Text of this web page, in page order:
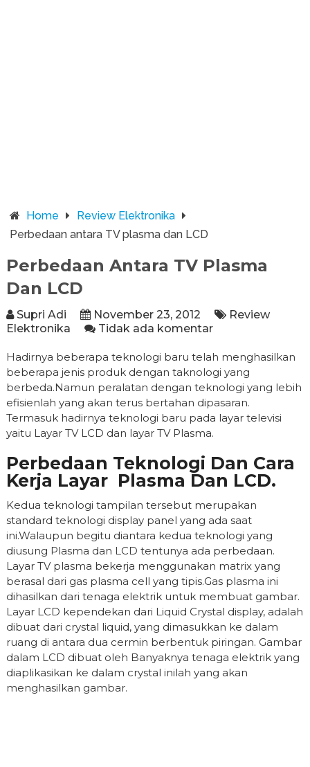
Home
Review Elektronika
Perbedaan antara TV plasma dan LCD
Perbedaan Antara TV Plasma
Dan LCD
Supri Adi November 23, 2012
Review
Elektronika
Tidak ada komentar
Hadirnya beberapa teknologi baru telah menghasilkan
beberapa jenis produk dengan taknologi yang
berbeda.Namun peralatan dengan teknologi yang lebih
efisienlah yang akan terus bertahan dipasaran.
Termasuk hadirnya teknologi baru pada layar televisi
yaitu Layar TV LCD dan layar TV Plasma.
Perbedaan Teknologi Dan Cara
Kerja Layar Plasma Dan LCD.
Kedua teknologi tampilan tersebut merupakan
standard teknologi display panel yang ada saat
ini.Walaupun begitu diantara kedua teknologi yang
diusung Plasma dan LCD tentunya ada perbedaan.
Layar TV plasma bekerja menggunakan matrix yang
berasal dari gas plasma cell yang tipis.Gas plasma ini
dihasilkan dari tenaga elektrik untuk membuat gambar.
Layar LCD kependekan dari Liquid Crystal display, adalah
dibuat dari crystal liquid, yang dimasukkan ke dalam
ruang di antara dua cermin berbentuk piringan. Gambar
dalam LCD dibuat oleh Banyaknya tenaga elektrik yang
diaplikasikan ke dalam crystal inilah yang akan
menghasilkan gambar.